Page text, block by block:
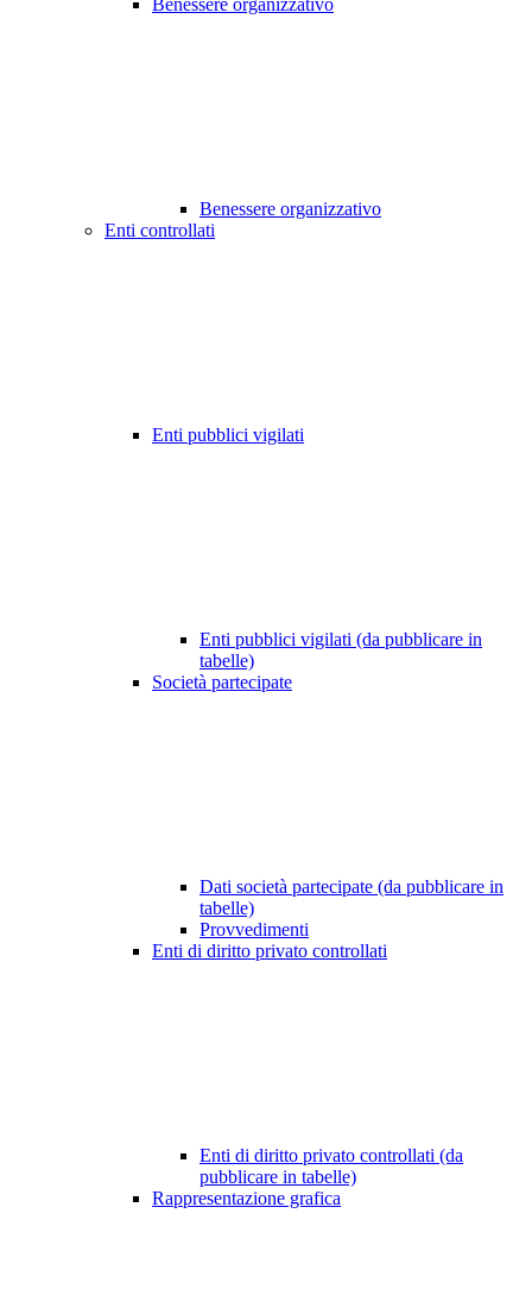
Benessere organizzativo
Benessere organizzativo
Enti controllati
Enti pubblici vigilati
Enti pubblici vigilati (da pubblicare in
tabelle)
Società partecipate
Dati società partecipate (da pubblicare in
tabelle)
Provvedimenti
Enti di diritto privato controllati
Enti di diritto privato controllati (da
pubblicare in tabelle)
Rappresentazione grafica